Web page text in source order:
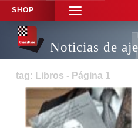
SHOP
TOGGLE
NAVIGATION
Noticias de
tag: Libros - Página 1